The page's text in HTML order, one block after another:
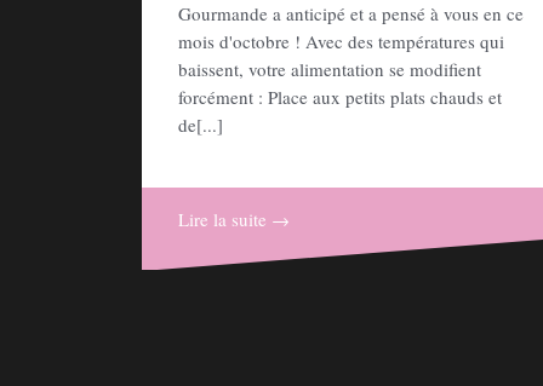
Gourmande a anticipé et a pensé à vous en ce
mois d'octobre ! Avec des températures qui
baissent, votre alimentation se modifient
forcément : Place aux petits plats chauds et
de[...]
Lire la suite →